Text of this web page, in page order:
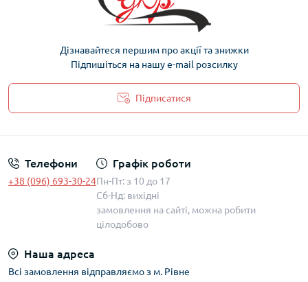
Дізнавайтеся першим про акції та знижки
Підпишіться на нашу e-mail розсилку
Підписатися
Телефони
+38 (096) 693-30-24
Графік роботи
Пн-Пт: з 10 до 17
Сб-Нд: вихідні
замовлення на сайті, можна робити
цілодобово
Наша адреса
Всі замовлення відправляємо з м. Рівне